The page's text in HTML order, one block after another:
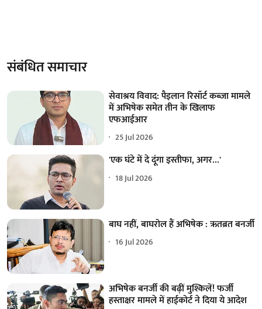
संबंधित समाचार
सेवाश्रय विवाद: पैइलान रिसॉर्ट कब्जा मामले
में अभिषेक समेत तीन के खिलाफ
एफआईआर
25 Jul 2026
'एक घंटे में दे दूंगा इस्तीफा, अगर...'
18 Jul 2026
बाघ नहीं, बाघरोल हैं अभिषेक : ऋतब्रत बनर्जी
16 Jul 2026
अभिषेक बनर्जी की बढ़ीं मुश्किलें! फर्जी
हस्ताक्षर मामले में हाईकोर्ट ने दिया ये आदेश